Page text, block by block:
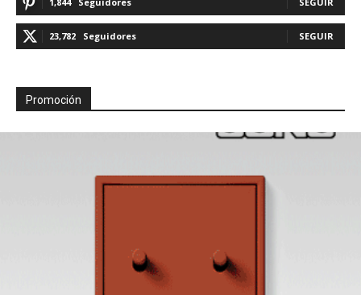
23,782 Seguidores SEGUIR
Promoción